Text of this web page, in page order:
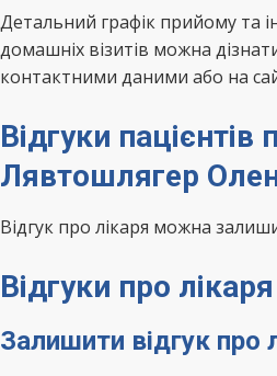
Детальний графік прийому та
домашніх візитів можна
контактними даними або на
Відгуки пацієнтів
Лявтошлягер
Відгук про лікаря можна
Відгуки про лікаря
Залишити відгук про